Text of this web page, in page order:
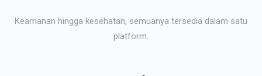
Keamanan hingga kesehatan, semuanya tersedia dalam satu
platform.